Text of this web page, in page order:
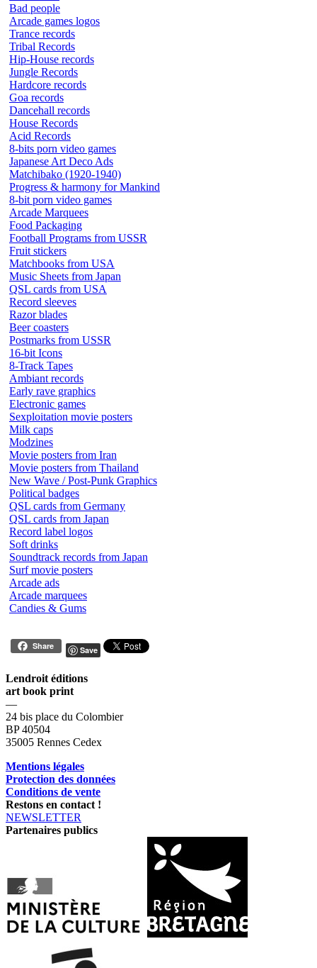
Bad people
Arcade games logos
Trance records
Tribal Records
Hip-House records
Jungle Records
Hardcore records
Goa records
Dancehall records
House Records
Acid Records
8-bits porn video games
Japanese Art Deco Ads
Matchibako (1920-1940)
Progress & harmony for Mankind
8-bit porn video games
Arcade Marquees
Food Packaging
Football Programs from USSR
Fruit stickers
Matchbooks from USA
Music Sheets from Japan
QSL cards from USA
Record sleeves
Razor blades
Beer coasters
Postmarks from USSR
16-bit Icons
8-Track Tapes
Ambiant records
Early rave graphics
Electronic games
Sexploitation movie posters
Milk caps
Modzines
Movie posters from Iran
Movie posters from Thailand
New Wave / Post-Punk Graphics
Political badges
QSL cards from Germany
QSL cards from Japan
Record label logos
Soft drinks
Soundtrack records from Japan
Surf movie posters
Arcade ads
Arcade marquees
Candies & Gums
Share Save
Lendroit éditions
art book print
—
24 bis place du Colombier
BP 40504
35005 Rennes Cedex
Mentions légales
Protection des données
Conditions de vente
Restons en contact !
NEWSLETTER
Partenaires publics